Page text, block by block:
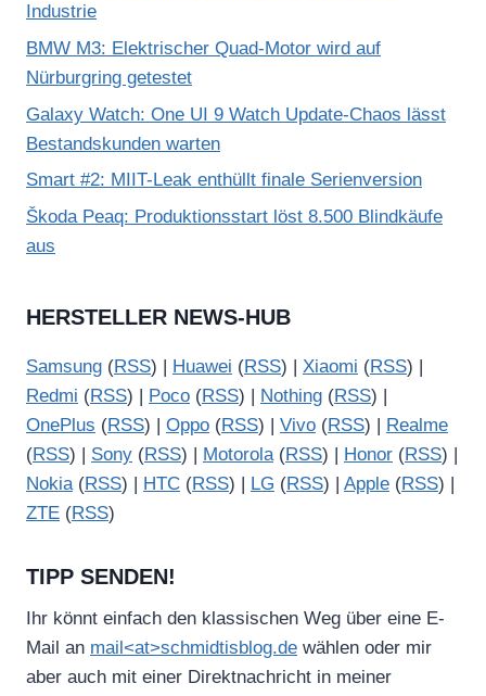
Industrie
BMW M3: Elektrischer Quad-Motor wird auf
Nürburgring getestet
Galaxy Watch: One UI 9 Watch Update-Chaos lässt
Bestandskunden warten
Smart #2: MIIT-Leak enthüllt finale Serienversion
Škoda Peaq: Produktionsstart löst 8.500 Blindkäufe
aus
HERSTELLER NEWS-HUB
Samsung (RSS) | Huawei (RSS) | Xiaomi (RSS) |
Redmi (RSS) | Poco (RSS) | Nothing (RSS) |
OnePlus (RSS) | Oppo (RSS) | Vivo (RSS) | Realme
(RSS) | Sony (RSS) | Motorola(RSS) | Honor (RSS) |
Nokia(RSS) | HTC (RSS) | LG (RSS) | Apple (RSS) |
ZTE (RSS)
TIPP SENDEN!
Ihr könnt einfach den klassischen Weg über eine E-
Mail an mail<at>schmidtisblog.de wählen oder mir
aber auch mit einer Direktnachricht in meiner